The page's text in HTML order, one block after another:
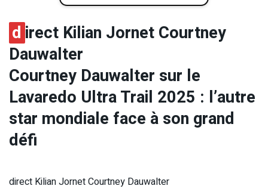
d irect Kilian Jornet Courtney
Dauwalter
Courtney Dauwalter sur le
Lavaredo Ultra Trail 2025 : l’autre
star mondiale face à son grand
défi
direct Kilian Jornet Courtney Dauwalter